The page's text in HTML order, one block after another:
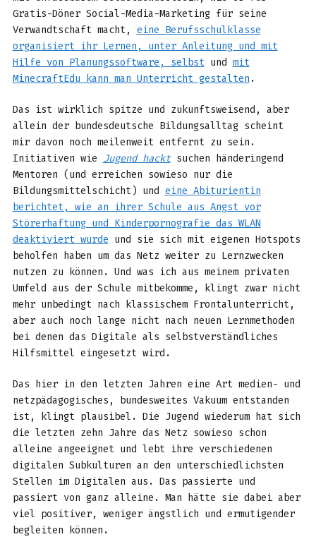
Gratis-Döner Social-Media-Marketing für seine
Verwandtschaft macht, eine Berufsschulklasse
organisiert ihr Lernen, unter Anleitung und mit
Hilfe von Planungssoftware, selbstund mit
MinecraftEdu kann man Unterricht gestalten .
Das ist wirklich spitze und zukunftsweisend, aber
allein der bundesdeutsche Bildungsalltag scheint
mir davon noch meilenweit entfernt zu sein.
Initiativen wie Jugend hacktsuchen händeringend
Mentoren (und erreichen sowieso nur die
Bildungsmittelschicht) und eine Abiturientin
berichtet, wie an ihrer Schule aus Angst vor
Störerhaftung und Kinderpornografie das WLAN
deaktiviert wurde und sie sich mit eigenen Hotspots
beholfen haben um das Netz weiter zu Lernzwecken
nutzen zu können. Und was ich aus meinem privaten
Umfeld aus der Schule mitbekomme, klingt zwar nicht
mehr unbedingt nach klassischem Frontalunterricht,
aber auch noch lange nicht nach neuen Lernmethoden
bei denen das Digitale als selbstverständliches
Hilfsmittel eingesetzt wird.
Das hier in den letzten Jahren eine Art medien- und
netzpädagogisches, bundesweites Vakuum entstanden
ist, klingt plausibel. Die Jugend wiederum hat sich
die letzten zehn Jahre das Netz sowieso schon
alleine angeeignet und lebt ihre verschiedenen
digitalen Subkulturen an den unterschiedlichsten
Stellen im Digitalen aus. Das passierte und
passiert von ganz alleine. Man hätte sie dabei aber
viel positiver, weniger ängstlich und ermutigender
begleiten können.